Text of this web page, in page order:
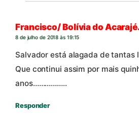
Francisco/ Bolívia do
8 de julho de 2018 às 19:15
Salvador está alagada de tantas
Que continui assim por mais
anos……………..
Responder